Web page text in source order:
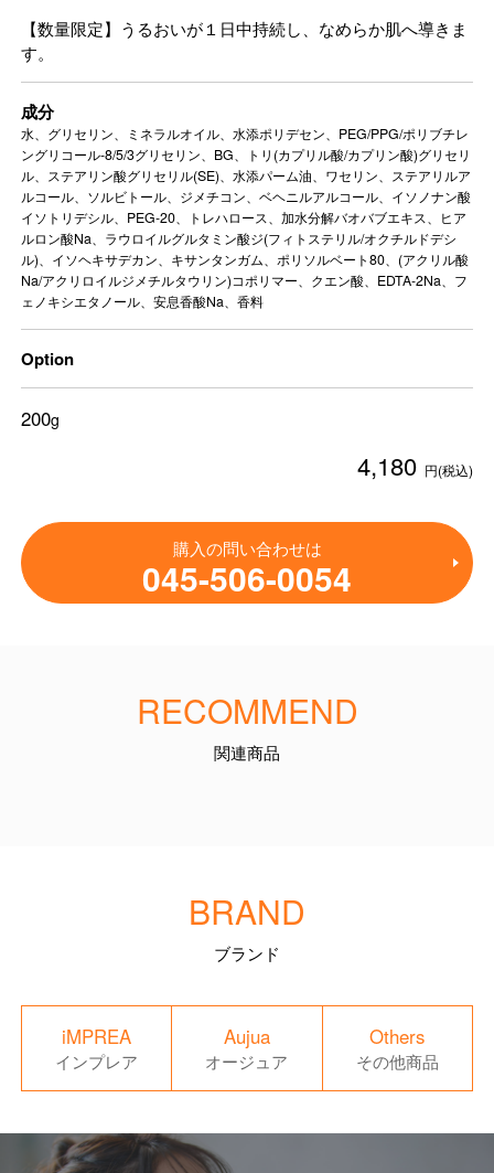
【数量限定】うるおいが１日中持続し、なめらか肌へ導きま
す。
成分
水、グリセリン、ミネラルオイル、水添ポリデセン、PEG/PPG/ポリブチレ
ングリコール-8/5/3グリセリン、BG、トリ(カプリル酸/カプリン酸)グリセリ
ル、ステアリン酸グリセリル(SE)、水添パーム油、ワセリン、ステアリルア
ルコール、ソルビトール、ジメチコン、ベヘニルアルコール、イソノナン酸
イソトリデシル、PEG-20、トレハロース、加水分解バオバブエキス、ヒア
ルロン酸Na、ラウロイルグルタミン酸ジ(フィトステリル/オクチルドデシ
ル)、イソヘキサデカン、キサンタンガム、ポリソルベート80、(アクリル酸
Na/アクリロイルジメチルタウリン)コポリマー、クエン酸、EDTA-2Na、フ
ェノキシエタノール、安息香酸Na、香料
Option
200g
4,180 円(税込)
購入の問い合わせは
045-506-0054
RECOMMEND
関連商品
BRAND
ブランド
iMPREA
インプレア
Aujua
オージュア
Others
その他商品